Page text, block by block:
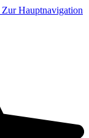
Zur Hauptnavigation